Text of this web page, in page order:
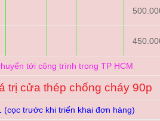
tới công trình trong TP HCM
trị cửa thép chống cháy 90p
(cọc trước khi triển khai đơn hàng)